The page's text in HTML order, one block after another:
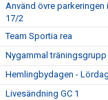
Använd övre parkeringen
17/2
Team Sportia rea
Nygammal
Hemlingbydagen -
Livesändning GC 1